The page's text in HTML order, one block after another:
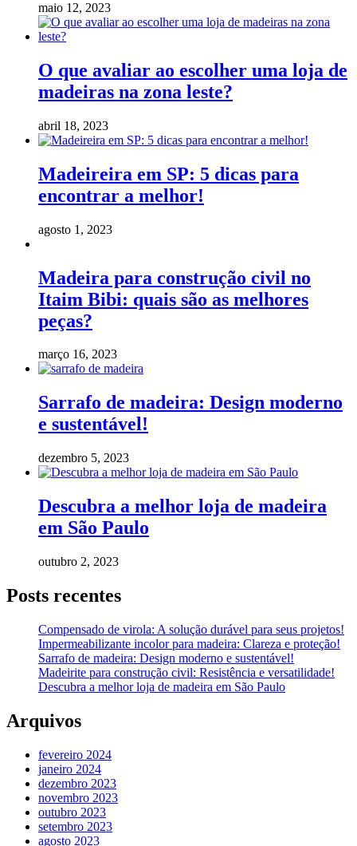
maio 12, 2023
O que avaliar ao escolher uma loja de
madeiras na zona leste?
abril 18, 2023
Madeireira em SP: 5 dicas para
encontrar a melhor!
agosto 1, 2023
Madeira para construção civil no
Itaim Bibi: quais são as melhores
peças?
março 16, 2023
Sarrafo de madeira: Design moderno
e sustentável!
dezembro 5, 2023
Descubra a melhor loja de madeira
em São Paulo
outubro 2, 2023
Posts recentes
Compensado de virola: A solução durável para seus projetos!
Impermeabilizante incolor para madeira: Clareza e proteção!
Sarrafo de madeira: Design moderno e sustentável!
Madeirite para construção civil: Resistência e versatilidade!
Descubra a melhor loja de madeira em São Paulo
Arquivos
fevereiro 2024
janeiro 2024
dezembro 2023
novembro 2023
outubro 2023
setembro 2023
agosto 2023